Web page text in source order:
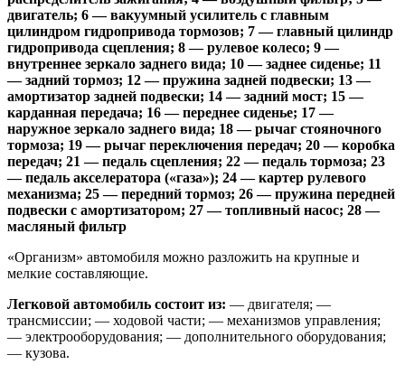
двигатель; 6 — вакуумный усилитель с главным
цилиндром гидропривода тормозов; 7 — главный цилиндр
гидропривода сцепления; 8 — рулевое колесо; 9 —
внутреннее зеркало заднего вида; 10 — заднее сиденье; 11
— задний тормоз; 12 — пружина задней подвески; 13 —
амортизатор задней подвески; 14 — задний мост; 15 —
карданная передача; 16 — переднее сиденье; 17 —
наружное зеркало заднего вида; 18 — рычаг стояночного
тормоза; 19 — рычаг переключения передач; 20 — коробка
передач; 21 — педаль сцепления; 22 — педаль тормоза; 23
— педаль акселератора («газа»); 24 — картер рулевого
механизма; 25 — передний тормоз; 26 — пружина передней
подвески с амортизатором; 27 — топливный насос; 28 —
масляный фильтр
«Организм» автомобиля можно разложить на крупные и
мелкие составляющие.
Легковой автомобиль состоит из: — двигателя; —
трансмиссии; — ходовой части; — механизмов управления;
— электрооборудования; — дополнительного оборудования;
— кузова.